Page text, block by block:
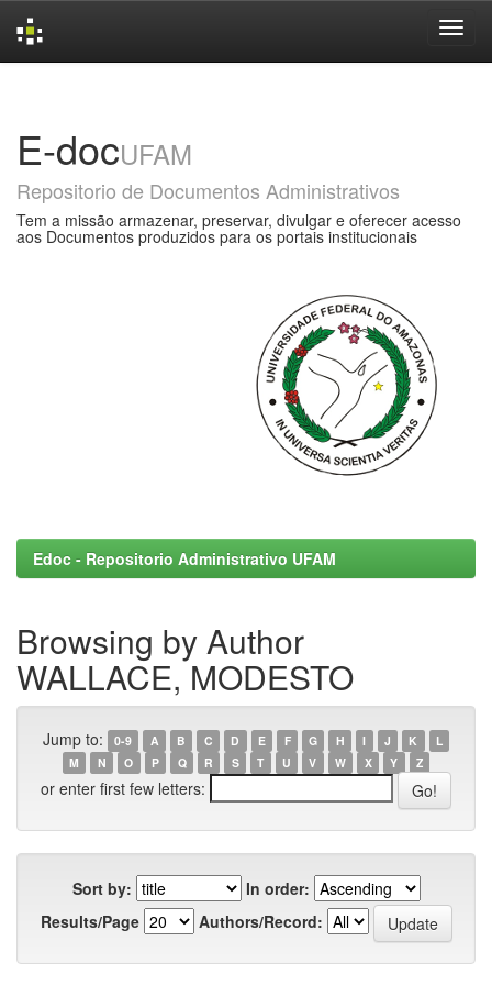
E-docUFAM
Repositorio de Documentos Administrativos
Tem a missão armazenar, preservar, divulgar e oferecer acesso
aos Documentos produzidos para os portais institucionais
Edoc - Repositorio Administrativo UFAM
Browsing by Author
WALLACE, MODESTO
Jump to: 0-9 A B C D E F G H I J K
L
M
N O P Q R S T U V W X Y Z
or enter first few letters:
Sort by:
In order:
Results/Page
Authors/Record: